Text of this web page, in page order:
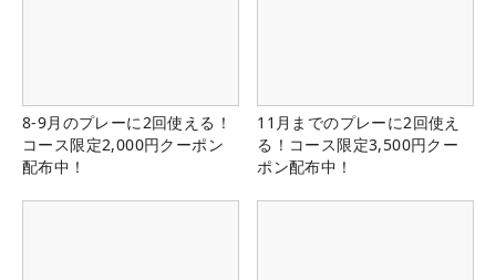
8-9月のプレーに2回使える！
コース限定2,000円クーポン
配布中！
11月までのプレーに2回使え
る！コース限定3,500円クー
ポン配布中！